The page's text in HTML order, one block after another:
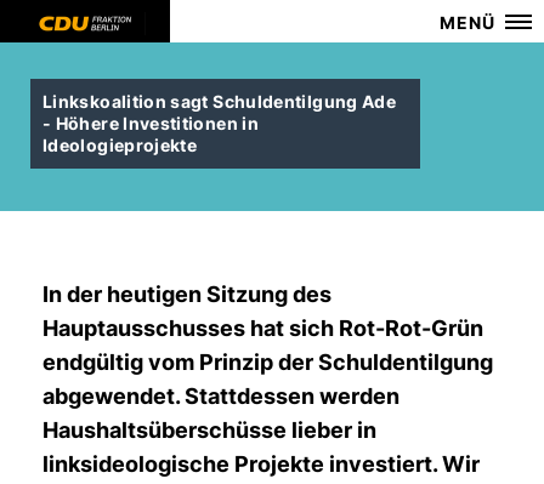
MENÜ
Linkskoalition sagt Schuldentilgung Ade
- Höhere Investitionen in
Ideologieprojekte
In der heutigen Sitzung des
Hauptausschusses hat sich Rot-Rot-Grün
endgültig vom Prinzip der Schuldentilgung
abgewendet. Stattdessen werden
Haushaltsüberschüsse lieber in
linksideologische Projekte investiert. Wir